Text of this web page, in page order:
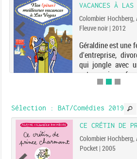
VACANCES À LAS
Colombier
Fleuve noir | 2012
Géraldine est une
d'entreprise,
qui jongle avec
entre sa vie
famille. Un
Dodécanèse,...
Sélection : BAT/Comédies 2019
CE CRÉTIN DE
Colombier
Pocket | 2005